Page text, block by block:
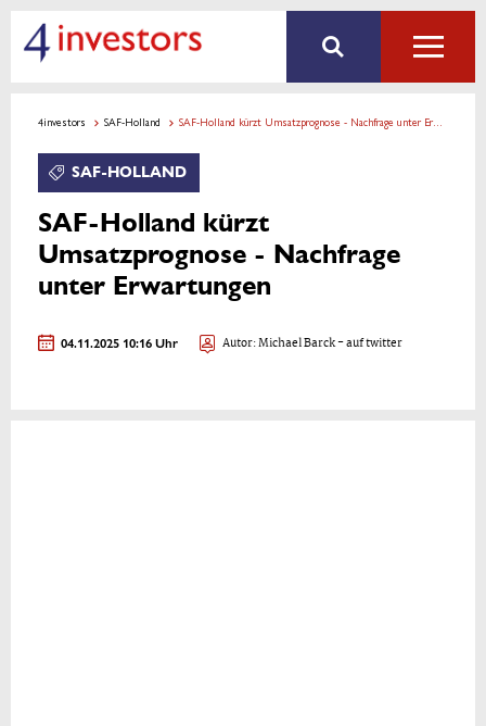
4investors SAF-Holland SAF-Holland kürzt Umsatzprognose - Nachfrage unter Erwartungen
SAF-HOLLAND
SAF-Holland kürzt
Umsatzprognose - Nachfrage
unter Erwartungen
04.11.2025 10:16 Uhr Autor:Michael Barck- auf twitter